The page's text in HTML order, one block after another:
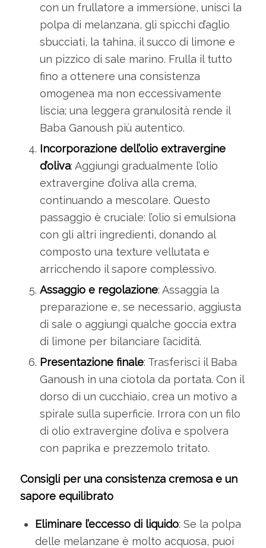
con un frullatore a immersione, unisci la
polpa di melanzana, gli spicchi d’aglio
sbucciati, la tahina, il succo di limone e
un pizzico di sale marino. Frulla il tutto
fino a ottenere una consistenza
omogenea ma non eccessivamente
liscia; una leggera granulosità rende il
Baba Ganoush più autentico.
Incorporazione dell’olio extravergine
d’oliva: Aggiungi gradualmente l’olio
extravergine d’oliva alla crema,
continuando a mescolare. Questo
passaggio è cruciale: l’olio si emulsiona
con gli altri ingredienti, donando al
composto una texture vellutata e
arricchendo il sapore complessivo.
Assaggio e regolazione: Assaggia la
preparazione e, se necessario, aggiusta
di sale o aggiungi qualche goccia extra
di limone per bilanciare l’acidità.
Presentazione finale: Trasferisci il Baba
Ganoush in una ciotola da portata. Con il
dorso di un cucchiaio, crea un motivo a
spirale sulla superficie. Irrora con un filo
di olio extravergine d’oliva e spolvera
con paprika e prezzemolo tritato.
Consigli per una consistenza cremosa e un
sapore equilibrato
Eliminare l’eccesso di liquido: Se la polpa
delle melanzane è molto acquosa, puoi